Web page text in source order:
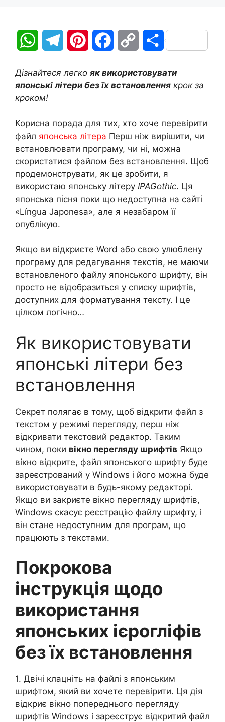
W
a
t
s
A
p
p
l
g
r
a
m
n
e
r
e
s
t
c
b
o
o
k
p
L
n
k
П
д
л
и
т
и
с
Дізнайтеся легко як використовувати
японські літери без їх встановлення крок за
кроком!
Корисна порада для тих, хто хоче перевірити
файл японська літера Перш ніж вирішити, чи
встановлювати програму, чи ні, можна
скористатися файлом без встановлення. Щоб
продемонструвати, як це зробити, я
використаю японську літеру IPAGothic. Ця
японська пісня поки що недоступна на сайті
«Língua Japonesa», але я незабаром її
опублікую.
Якщо ви відкриєте Word або свою улюблену
програму для редагування текстів, не маючи
встановленого файлу японського шрифту, він
просто не відобразиться у списку шрифтів,
доступних для форматування тексту. І це
цілком логічно…
Як використовувати
японські літери без
встановлення
Секрет полягає в тому, щоб відкрити файл з
текстом у режимі перегляду, перш ніж
відкривати текстовий редактор. Таким
чином, поки вікно перегляду шрифтів Якщо
вікно відкрите, файл японського шрифту буде
зареєстрований у Windows і його можна буде
використовувати в будь-якому редакторі.
Якщо ви закриєте вікно перегляду шрифтів,
Windows скасує реєстрацію файлу шрифту, і
він стане недоступним для програм, що
працюють з текстами.
Покрокова
інструкція щодо
використання
японських ієрогліфів
без їх встановлення
1. Двічі клацніть на файлі з японським
шрифтом, який ви хочете перевірити. Ця дія
відкриє вікно попереднього перегляду
шрифтів Windows і зареєструє відкритий файл